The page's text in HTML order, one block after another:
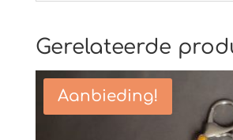
Gerelateerde
Aanbieding!